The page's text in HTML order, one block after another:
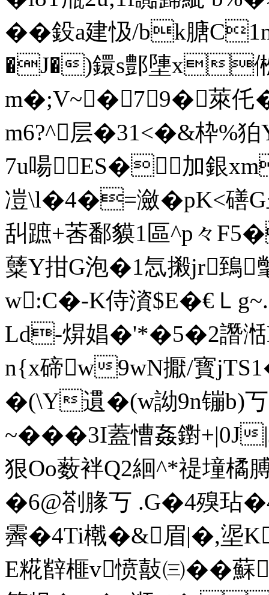
��鈠a建忣/bk膅
�J�)鐶s鄷塦x倯
m�;V~�79�萊仛
m6?^层�31<�&枠%
7u啺ES�加銀
凒\l�4�=瀲�pK<磰
舏蹠+莕鄱貘1區^p々
糵Y拑G泡�1忥摋jr鵄
w:C�-K侍澬$E�€Ｌ
Ld-焺娼�'*�5�2譖
n{x碲w9wN擫/寳
�(\Y遦�(w詏9n镚b)丂
~���3I蓋慒姦鑆+|0 J
狠Oo薮袢Q2絗^*禔墥橘
�6@剳腞丂 .G�4殠
霽�4Ti橶�&眉|�,埿
Е糀辥榧v愤敼㈢��